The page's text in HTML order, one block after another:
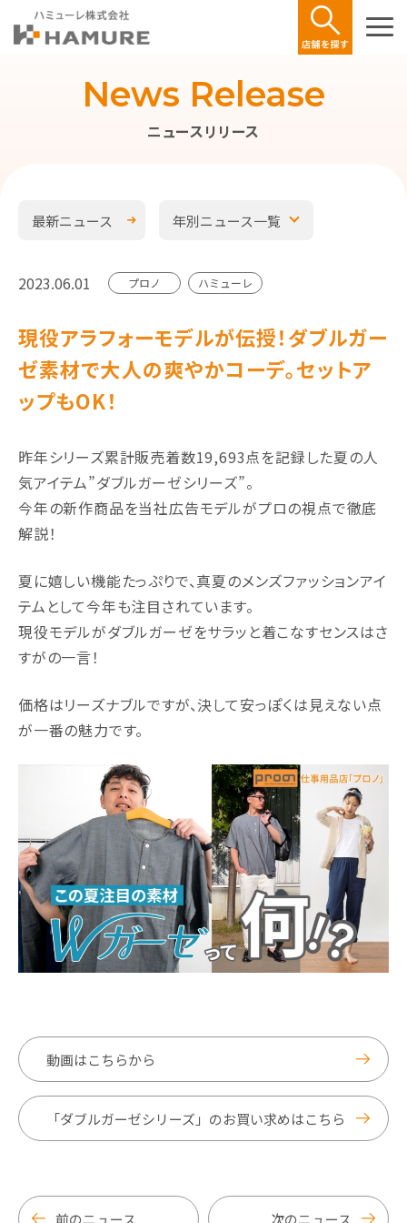
ニュースリリース
News Release
最新ニュース 年別ニュース一覧
2023.06.01 プロノ ハミューレ
現役アラフォーモデルが伝授！ダブルガー
ゼ素材で大人の爽やかコーデ。セットア
ップもOK！
昨年シリーズ累計販売着数19,693点を記録した夏の⼈
気アイテム”ダブルガーゼシリーズ”。
今年の新作商品を当社広告モデルがプロの視点で徹底
解説！
夏に嬉しい機能たっぷりで、真夏のメンズファッションアイ
テムとして今年も注⽬されています。
現役モデルがダブルガーゼをサラッと着こなすセンスはさ
すがの⼀⾔！
価格はリーズナブルですが、決して安っぽくは⾒えない点
が⼀番の魅⼒です。
動画はこちらから
「ダブルガーゼシリーズ」のお買い求めはこちら
前のニュース 次のニュース